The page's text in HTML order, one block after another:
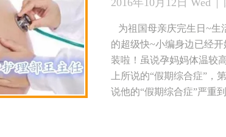
动，小编可是准备了很久
孕妈们，快拿起手中的
30—4：00 主 讲 人：国
参加 课程内容：孕期如
路29号锦园小区会所3楼
交站名：锦园小区 预约电
2016年10月12日 Wed
为祖国母亲庆完生日~
的超级快~小编身边已经
装啦！虽说孕妈妈体温
上所说的“假期综合症”
说他的“假期综合症”严重